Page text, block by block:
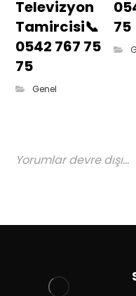
Televizyon
Tamircisi📞
0542 767 75
75
Genel
75
Yorumlar devre dışı...